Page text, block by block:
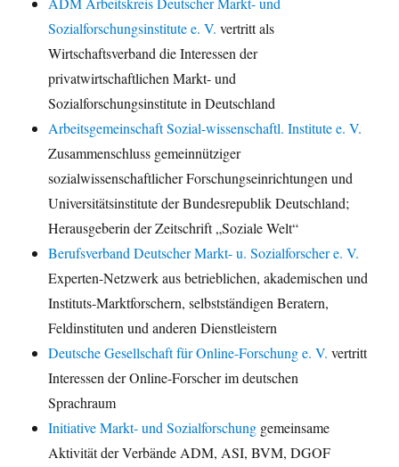
Sozialforschungsinstitute e. V. vertritt als
Wirtschaftsverband die Interessen der
privatwirtschaftlichen Markt- und
Sozialforschungsinstitute in Deutschland
Arbeitsgemeinschaft Sozial-wissenschaftl. Institute e. V.
Zusammenschluss gemeinnütziger
sozialwissenschaftlicher Forschungseinrichtungen und
Universitätsinstitute der Bundesrepublik Deutschland;
Herausgeberin der Zeitschrift „Soziale Welt“
Berufsverband Deutscher Markt- u. Sozialforscher e. V.
Experten-Netzwerk aus betrieblichen, akademischen und
Instituts-Marktforschern, selbstständigen Beratern,
Feldinstituten und anderen Dienstleistern
Deutsche Gesellschaft für Online-Forschung e. V. vertritt
Interessen der Online-Forscher im deutschen
Sprachraum
Initiative Markt- und Sozialforschung gemeinsame
Aktivität der Verbände ADM, ASI, BVM, DGOF